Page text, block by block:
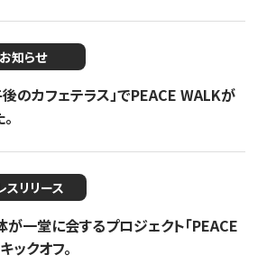
お知らせ
のカフェテラス」でPEACE WALKが
スリリース
一堂に会するプロジェクト「PEACE
ックオフ。